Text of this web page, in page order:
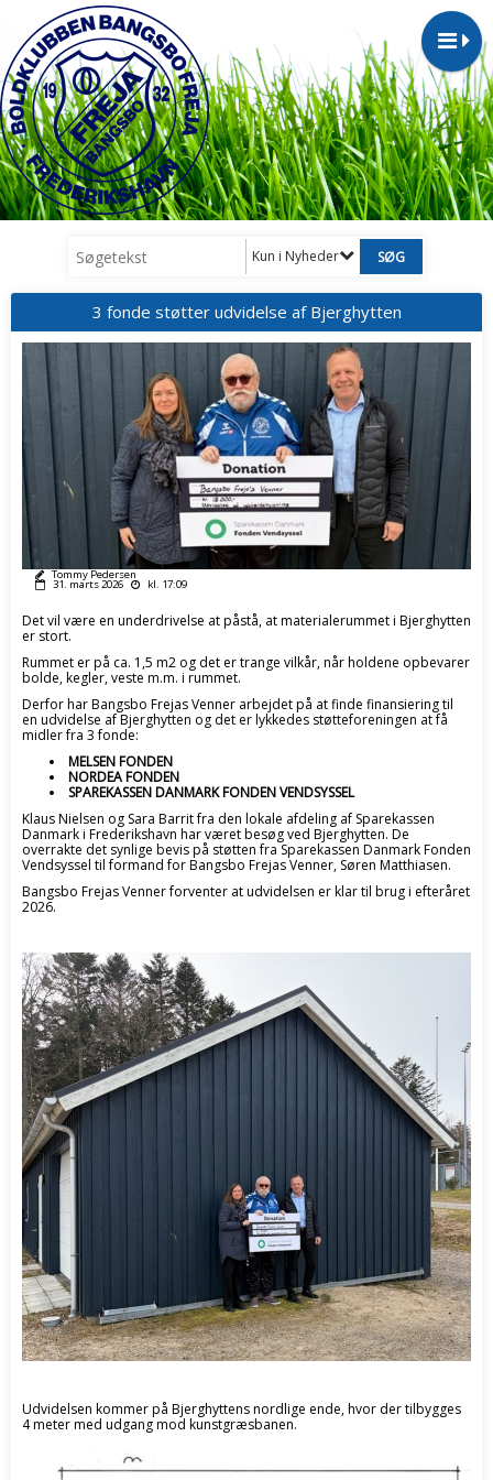
Kun i Nyheder
3 fonde støtter udvidelse af Bjerghytten
Tommy Pedersen
31. marts 2026 kl. 17:09
Det vil være en underdrivelse at påstå, at materialerummet i Bjerghytten
er stort.
Rummet er på ca. 1,5 m2 og det er trange vilkår, når holdene opbevarer
bolde, kegler, veste m.m. i rummet.
Derfor har Bangsbo Frejas Venner arbejdet på at finde finansiering til
en udvidelse af Bjerghytten og det er lykkedes støtteforeningen at få
midler fra 3 fonde:
MELSEN FONDEN
NORDEA FONDEN
SPAREKASSEN DANMARK FONDEN VENDSYSSEL
Klaus Nielsen og Sara Barrit fra den lokale afdeling af Sparekassen
Danmark i Frederikshavn har været besøg ved Bjerghytten. De
overrakte det synlige bevis på støtten fra Sparekassen Danmark Fonden
Vendsyssel til formand for Bangsbo Frejas Venner, Søren Matthiasen.
Bangsbo Frejas Venner forventer at udvidelsen er klar til brug i efteråret
2026.
Udvidelsen kommer på Bjerghyttens nordlige ende, hvor der tilbygges
4 meter med udgang mod kunstgræsbanen.